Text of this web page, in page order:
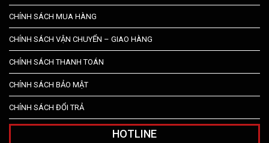
CHÍNH SÁCH MUA HÀNG
CHÍNH SÁCH VẬN CHUYỂN – GIAO HÀNG
CHÍNH SÁCH THANH TOÁN
CHÍNH SÁCH BẢO MẬT
CHÍNH SÁCH ĐỔI TRẢ
HOTLINE